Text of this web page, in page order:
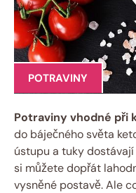
POTRAVINY
Potraviny vhodné při
do báječného světa
ústupu a tuky
si můžete dopřát
vysněné postavě. Ale